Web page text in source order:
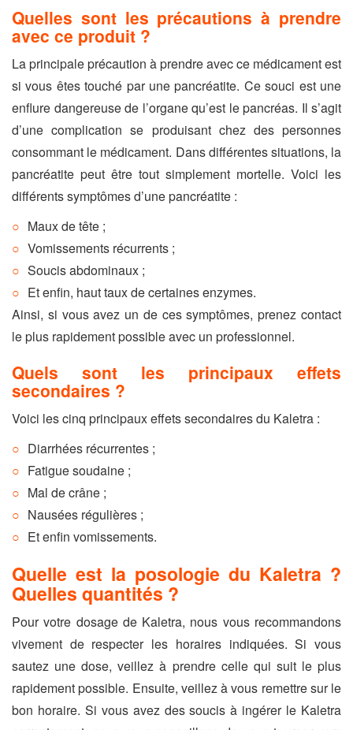
Quelles sont les précautions à prendre
avec ce produit ?
La principale précaution à prendre avec ce médicament est
si vous êtes touché par une pancréatite. Ce souci est une
enflure dangereuse de l’organe qu’est le pancréas. Il s’agit
d’une complication se produisant chez des personnes
consommant le médicament. Dans différentes situations, la
pancréatite peut être tout simplement mortelle. Voici les
différents symptômes d’une pancréatite :
Maux de tête ;
Vomissements récurrents ;
Soucis abdominaux ;
Et enfin, haut taux de certaines enzymes.
Ainsi, si vous avez un de ces symptômes, prenez contact
le plus rapidement possible avec un professionnel.
Quels sont les principaux effets
secondaires ?
Voici les cinq principaux effets secondaires du Kaletra :
Diarrhées récurrentes ;
Fatigue soudaine ;
Mal de crâne ;
Nausées régulières ;
Et enfin vomissements.
Quelle est la posologie du Kaletra ?
Quelles quantités ?
Pour votre dosage de Kaletra, nous vous recommandons
vivement de respecter les horaires indiquées. Si vous
sautez une dose, veillez à prendre celle qui suit le plus
rapidement possible. Ensuite, veillez à vous remettre sur le
bon horaire. Si vous avez des soucis à ingérer le Kaletra